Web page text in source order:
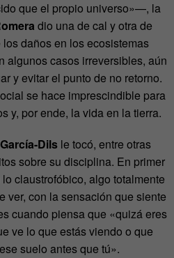
que el propio universo»—, la
dio una de cal y otra de
daños en los ecosistemas
algunos casos irreversibles, aún
y evitar el punto de no retorno.
se hace imprescindible para
y, por ende, la vida en la tierra.
Dils le tocó, entre otras
sobre su disciplina. En primer
claustrofóbico, algo totalmente
ver, con la sensación que siente
cuando piensa que «quizá eres
ve lo que estás viendo o que
suelo antes que tú».